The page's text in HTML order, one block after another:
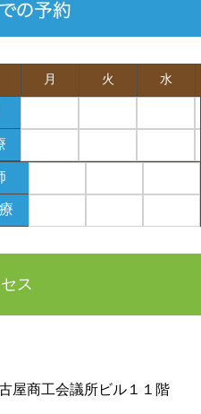
月 火 水
ス
屋商工会議所ビル１１階